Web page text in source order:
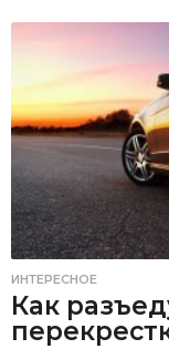
ИНТЕРЕСНОЕ
Как